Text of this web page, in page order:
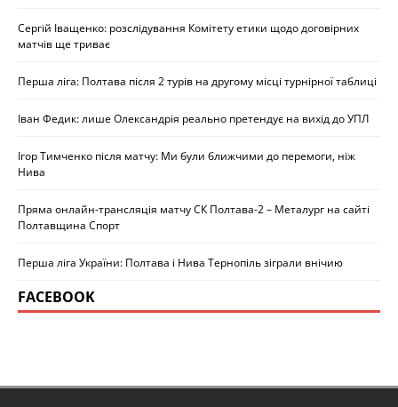
Сергій Іващенко: розслідування Комітету етики щодо договірних
матчів ще триває
Перша ліга: Полтава після 2 турів на другому місці турнірної таблиці
Іван Федик: лише Олександрія реально претендує на вихід до УПЛ
Ігор Тимченко після матчу: Ми були ближчими до перемоги, ніж
Нива
Пряма онлайн-трансляція матчу СК Полтава-2 – Металург на сайті
Полтавщина Спорт
Перша ліга України: Полтава і Нива Тернопіль зіграли внічию
FACEBOOK